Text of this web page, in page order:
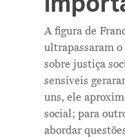
A figura de
ultrapassaram
sobre justiça
sensíveis
uns, ele
social; para
abordar